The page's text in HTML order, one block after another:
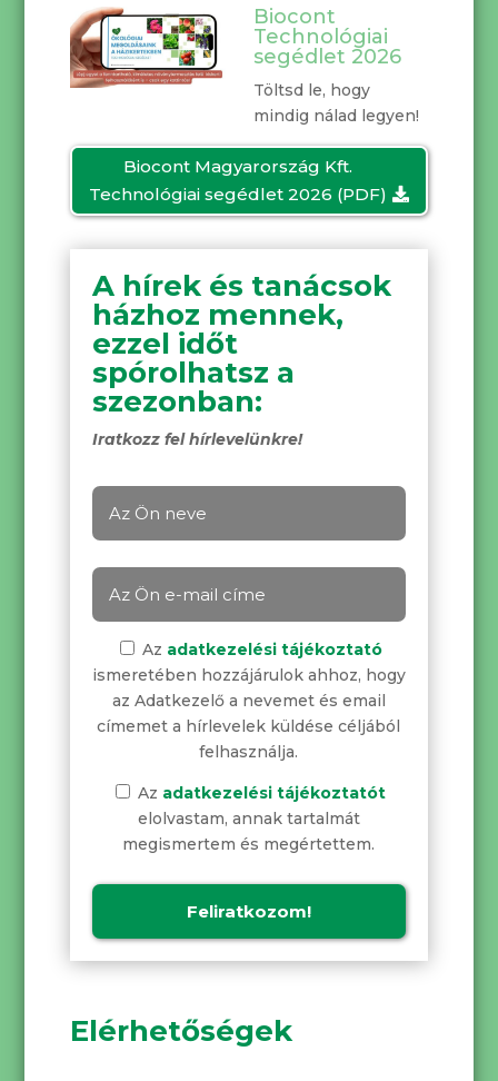
Biocont
Technológiai
segédlet 2026
Töltsd le, hogy
mindig nálad legyen!
Biocont Magyarország Kft.
Technológiai segédlet 2026 (PDF)
A hírek és tanácsok
házhoz mennek,
ezzel időt
spórolhatsz a
szezonban:
Iratkozz fel hírlevelünkre!
Az adatkezelési tájékoztató
ismeretében hozzájárulok ahhoz, hogy
az Adatkezelő a nevemet és email
címemet a hírlevelek küldése céljából
felhasználja.
Az adatkezelési tájékoztatót
elolvastam, annak tartalmát
megismertem és megértettem.
Elérhetőségek